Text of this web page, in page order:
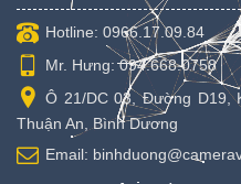
Hotline: 0966.17.09.84
Mr. Hưng: 094.668.0758
Ô 21/DC 03, Đường D19,
Thuận An, Bình Dương
Email: